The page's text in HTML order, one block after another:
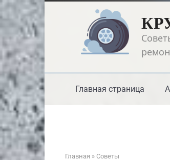
Перейти
к
контенту
Главная страница
Главная » Советы